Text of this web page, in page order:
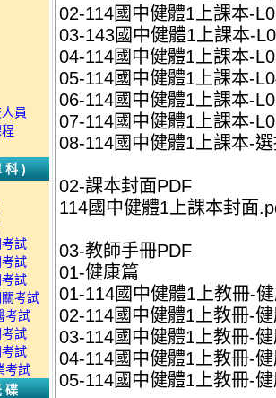
員
科)
試
試
試
考試
考試
試
試
考試
碟
02-114國中健體1上課本-
03-143國中健體1上課本-
04-114國中健體1上課本-
05-114國中健體1上課本-
06-114國中健體1上課本-
07-114國中健體1上課本-
08-114國中健體1上課本-
02-課本封面PDF
114國中健體1上課本封面
03-教師手冊PDF
01-健康篇
01-114國中健體1上教冊-
02-114國中健體1上教冊-
03-114國中健體1上教冊-
04-114國中健體1上教冊-
05-114國中健體1上教冊-